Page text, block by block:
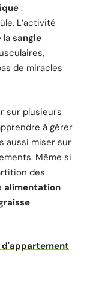
:
L’activité
la sangle
de miracles
sur plusieurs
à gérer
aussi miser sur
Même si
des
alimentation
d'appartement